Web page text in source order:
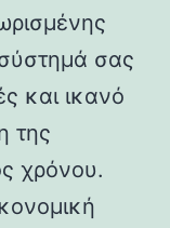
σύστημά σας
και ικανό
της
χρόνου.